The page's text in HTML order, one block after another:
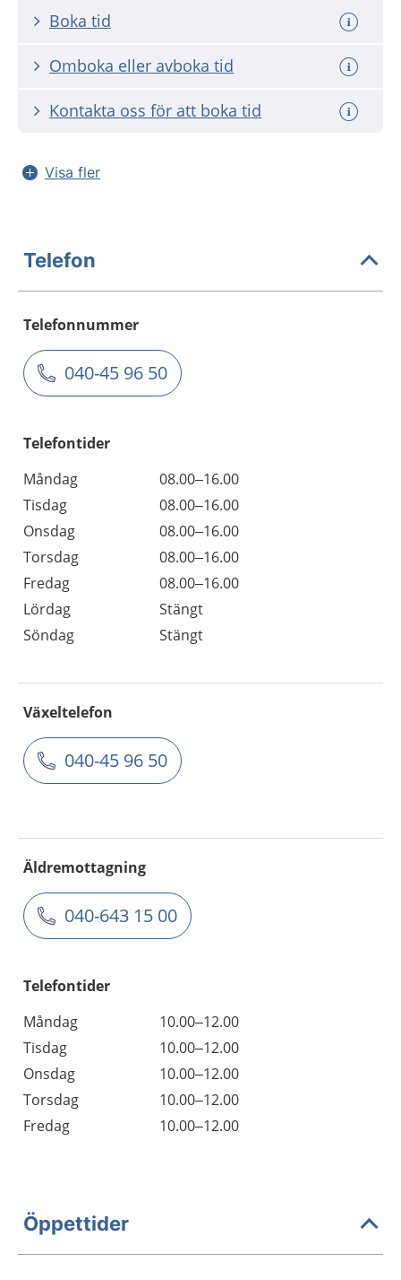
Boka tid
Omboka eller avboka tid
Kontakta oss för att boka tid
Visa fler
Telefon
Telefonnummer
040-45 96 50
Telefontider
Måndag
08.00–16.00
Tisdag
08.00–16.00
Onsdag
08.00–16.00
Torsdag
08.00–16.00
Fredag
08.00–16.00
Lördag
Stängt
Söndag
Stängt
Växeltelefon
040-45 96 50
Äldremottagning
040-643 15 00
Telefontider
Måndag
10.00–12.00
Tisdag
10.00–12.00
Onsdag
10.00–12.00
Torsdag
10.00–12.00
Fredag
10.00–12.00
Öppettider